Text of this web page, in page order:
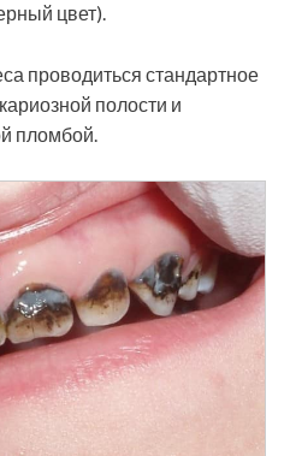
цвет).
проводиться стандартное
полости и
пломбой.